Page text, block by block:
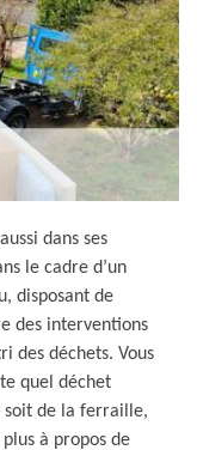
dans ses
le cadre d’un
disposant de
des interventions
des déchets. Vous
quel déchet
soit de la ferraille,
à propos de